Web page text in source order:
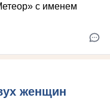
женщин